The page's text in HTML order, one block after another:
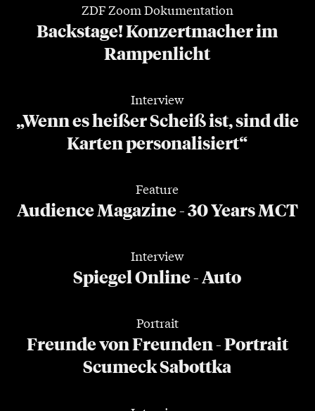
ZDF Zoom Dokumentation
Backstage! Konzertmacher im
Rampenlicht
Interview
„Wenn es heißer Scheiß ist, sind die
Karten personalisiert“
Feature
Audience Magazine - 30 Years MCT
Interview
Spiegel Online - Auto
Portrait
Freunde von Freunden - Portrait
Scumeck Sabottka